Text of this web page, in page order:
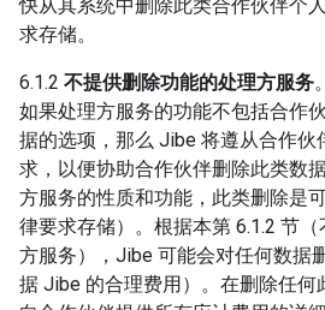
快从其系统中删除此类合作伙伴个
求存储。
6.1.2 不提供删除功能的处理方服务
如果处理方服务的功能不包括合作
据的选项，那么 Jibe 将遵从合作伙
求，以便协助合作伙伴删除此类数
方服务的性质和功能，此类删除是
律要求存储）。根据本第 6.1.2 节
方服务），Jibe 可能会对任何数据
据 Jibe 的合理费用）。在删除任